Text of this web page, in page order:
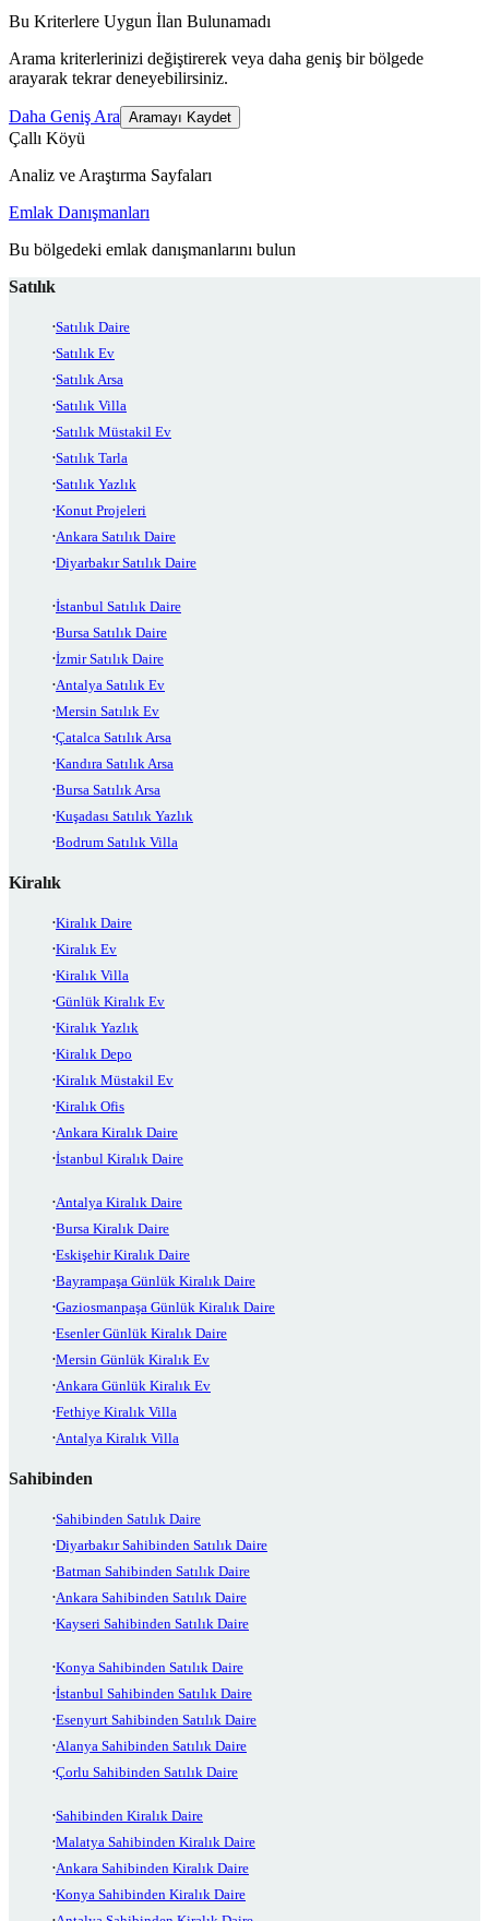
Bu Kriterlere Uygun İlan Bulunamadı
Arama kriterlerinizi değiştirerek veya daha geniş bir bölgede
arayarak tekrar deneyebilirsiniz.
Daha Geniş Ara Aramayı Kaydet
Çallı Köyü
Analiz ve Araştırma Sayfaları
Emlak Danışmanları
Bu bölgedeki emlak danışmanlarını bulun
Satılık
Satılık Daire
Satılık Ev
Satılık Arsa
Satılık Villa
Satılık Müstakil Ev
Satılık Tarla
Satılık Yazlık
Konut Projeleri
Ankara Satılık Daire
Diyarbakır Satılık Daire
İstanbul Satılık Daire
Bursa Satılık Daire
İzmir Satılık Daire
Antalya Satılık Ev
Mersin Satılık Ev
Çatalca Satılık Arsa
Kandıra Satılık Arsa
Bursa Satılık Arsa
Kuşadası Satılık Yazlık
Bodrum Satılık Villa
Kiralık
Kiralık Daire
Kiralık Ev
Kiralık Villa
Günlük Kiralık Ev
Kiralık Yazlık
Kiralık Depo
Kiralık Müstakil Ev
Kiralık Ofis
Ankara Kiralık Daire
İstanbul Kiralık Daire
Antalya Kiralık Daire
Bursa Kiralık Daire
Eskişehir Kiralık Daire
Bayrampaşa Günlük Kiralık Daire
Gaziosmanpaşa Günlük Kiralık Daire
Esenler Günlük Kiralık Daire
Mersin Günlük Kiralık Ev
Ankara Günlük Kiralık Ev
Fethiye Kiralık Villa
Antalya Kiralık Villa
Sahibinden
Sahibinden Satılık Daire
Diyarbakır Sahibinden Satılık Daire
Batman Sahibinden Satılık Daire
Ankara Sahibinden Satılık Daire
Kayseri Sahibinden Satılık Daire
Konya Sahibinden Satılık Daire
İstanbul Sahibinden Satılık Daire
Esenyurt Sahibinden Satılık Daire
Alanya Sahibinden Satılık Daire
Çorlu Sahibinden Satılık Daire
Sahibinden Kiralık Daire
Malatya Sahibinden Kiralık Daire
Ankara Sahibinden Kiralık Daire
Konya Sahibinden Kiralık Daire